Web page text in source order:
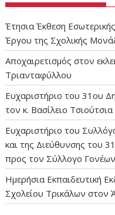
Έτησια Έκθεση
Έργου της Σχολικής
Αποχαιρετισμός στον
Τριανταφύλλου
Ευχαριστήριο του 31ου
τον κ. Βασίλειο Τσιούτσια
Ευχαριστήριο του
και της Διεύθυνσης του
προς τον Σύλλογο
Ημερήσια Εκπαιδευτική
Σχολείου Τρικάλων στον